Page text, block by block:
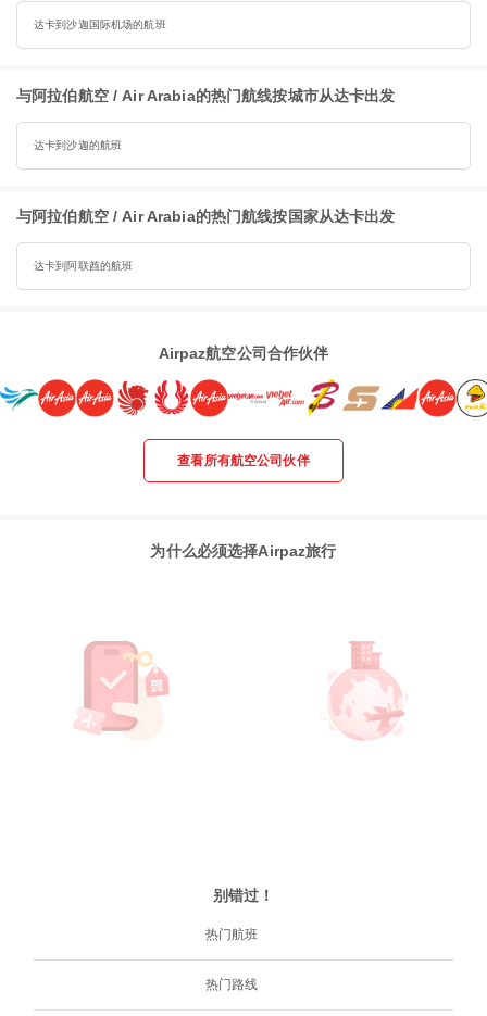
达卡到沙迦国际机场的航班
与阿拉伯航空 / Air Arabia的热门航线按城市从达卡出发
达卡到沙迦的航班
与阿拉伯航空 / Air Arabia的热门航线按国家从达卡出发
达卡到阿联酋的航班
Airpaz航空公司合作伙伴
查看所有航空公司伙伴
为什么必须选择Airpaz旅行
别错过！
热门航班
热门路线